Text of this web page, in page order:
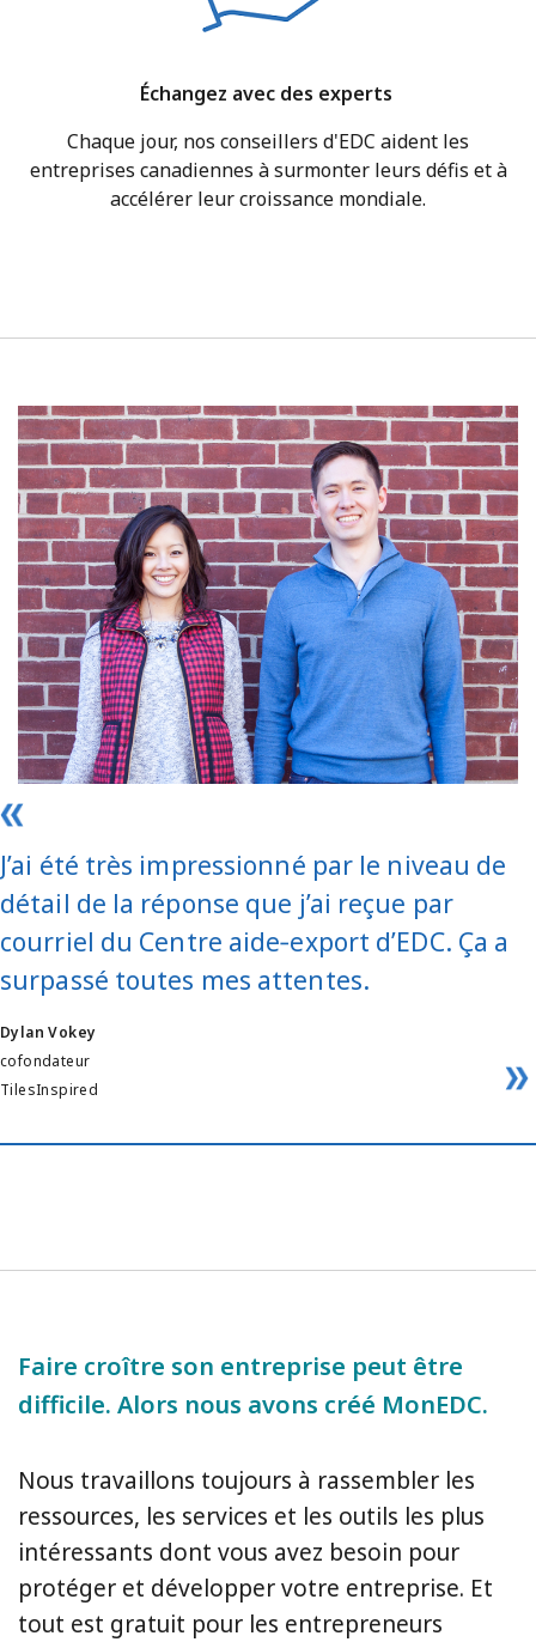
Échangez avec des experts
Chaque jour, nos conseillers d'EDC aident les
entreprises canadiennes à surmonter leurs défis et à
accélérer leur croissance mondiale.
J’ai été très impressionné par le niveau de
détail de la réponse que j’ai reçue par
courriel du Centre aide‑export d’EDC. Ça a
surpassé toutes mes attentes.
Dylan Vokey
cofondateur
TilesInspired
Faire croître son entreprise peut être
difficile. Alors nous avons créé MonEDC.
Nous travaillons toujours à rassembler les
ressources, les services et les outils les plus
intéressants dont vous avez besoin pour
protéger et développer votre entreprise. Et
tout est gratuit pour les entrepreneurs